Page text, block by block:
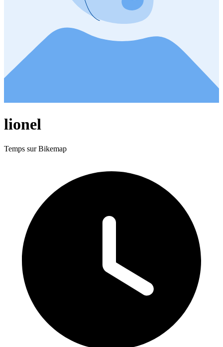
lionel
Temps sur Bikemap